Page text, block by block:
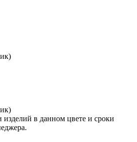
изделий в данном цвете и сроки